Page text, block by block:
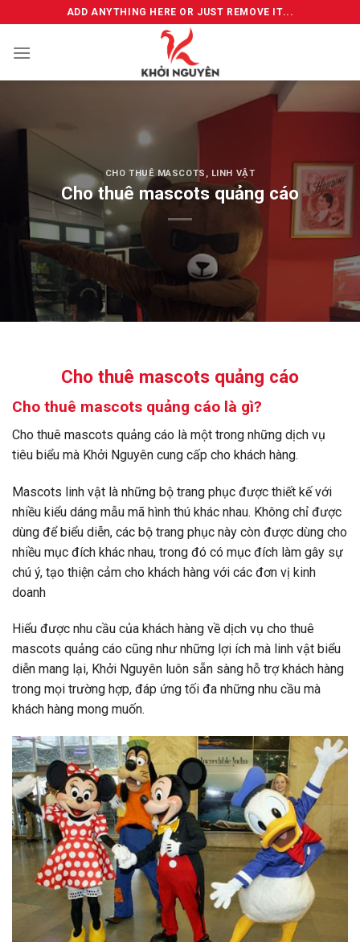
to
content
ADD ANYTHING HERE OR JUST REMOVE IT...
CHO THUÊ MASCOTS, LINH VẬT
Cho thuê mascots quảng cáo
Cho thuê mascots quảng cáo
Cho thuê mascots quảng cáo là gì?
Cho thuê mascots quảng cáo là một trong những dịch vụ
tiêu biểu mà Khởi Nguyên cung cấp cho khách hàng.
Mascots linh vật là những bộ trang phục được thiết kế với
nhiều kiểu dáng mẫu mã hình thú khác nhau. Không chỉ được
dùng để biểu diễn, các bộ trang phục này còn được dùng cho
nhiều mục đích khác nhau, trong đó có mục đích làm gây sự
chú ý, tạo thiện cảm cho khách hàng với các đơn vị kinh
doanh
Hiểu được nhu cầu của khách hàng về dịch vụ cho thuê
mascots quảng cáo cũng như những lợi ích mà linh vật biểu
diễn mang lại, Khởi Nguyên luôn sẵn sàng hỗ trợ khách hàng
trong mọi trường hợp, đáp ứng tối đa những nhu cầu mà
khách hàng mong muốn.